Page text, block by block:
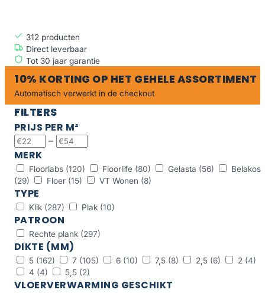
312 producten
Direct leverbaar
Tot 30 jaar garantie
10% KORTING OP HET GEHELE ASSORTIMENT
Automatisch verwerkt in de checkout
FILTERS
PRIJS PER M²
–
MERK
Floorlabs (120) Floorlife (80) Gelasta (56)
Belakos
(29)
Floer (15) VT Wonen (8)
TYPE
Klik (287) Plak (10)
PATROON
Rechte plank (297)
DIKTE (MM)
5 (162) 7 (105) 6 (10) 7,5 (8) 2,5 (6) 2 (4)
4 (4) 5,5 (2)
VLOERVERWARMING GESCHIKT